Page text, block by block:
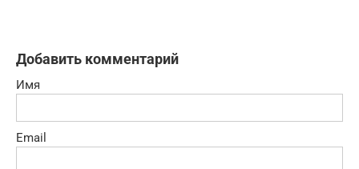
Добавить комментарий
Имя
Email